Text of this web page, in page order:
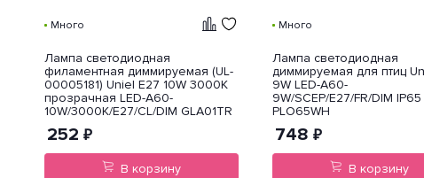
Много
Лампа светодиодная
филаментная диммируемая (UL-
00005181) Uniel E27 10W 3000K
прозрачная LED-A60-
10W/3000K/E27/CL/DIM GLA01TR
252 ₽
В корзину
Много
Лампа светодиодная
диммируемая для птиц
9W LED-A60-
9W/SCEP/E27/FR/DIM IP65
PLO65WH
748 ₽
В корзину